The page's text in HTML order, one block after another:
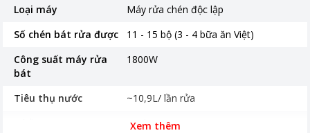
Loại máy
Máy rửa chén độc lập
Số chén bát rửa được
11 - 15 bộ (3 - 4 bữa ăn Việt)
Công suất máy rửa
bát
1800W
Tiêu thụ nước
~10,9L/ lần rửa
49 dB
Xem thêm